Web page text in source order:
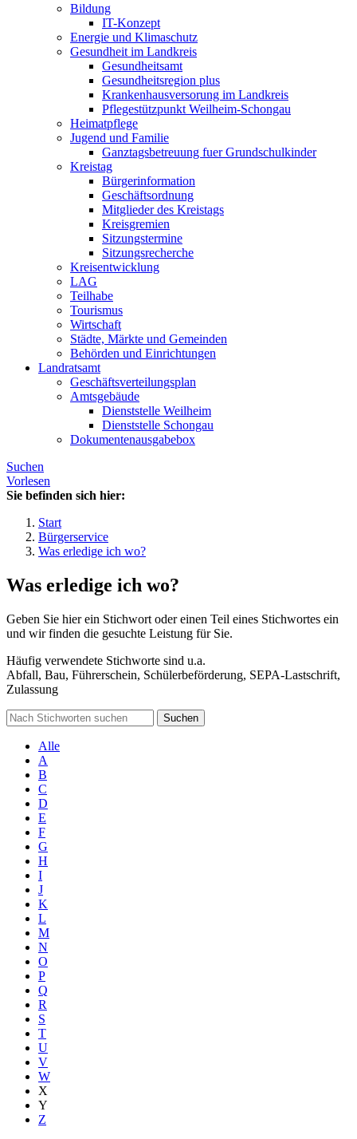
Bildung
IT-Konzept
Energie und Klimaschutz
Gesundheit im Landkreis
Gesundheitsamt
Gesundheitsregion plus
Krankenhausversorung im Landkreis
Pflegestützpunkt Weilheim-Schongau
Heimatpflege
Jugend und Familie
Ganztagsbetreuung fuer Grundschulkinder
Kreistag
Bürgerinformation
Geschäftsordnung
Mitglieder des Kreistags
Kreisgremien
Sitzungstermine
Sitzungsrecherche
Kreisentwicklung
LAG
Teilhabe
Tourismus
Wirtschaft
Städte, Märkte und Gemeinden
Behörden und Einrichtungen
Landratsamt
Geschäftsverteilungsplan
Amtsgebäude
Dienststelle Weilheim
Dienststelle Schongau
Dokumentenausgabebox
Suchen
Vorlesen
Sie befinden sich hier:
Start
Bürgerservice
Was erledige ich wo?
Was erledige ich wo?
Geben Sie hier ein Stichwort oder einen Teil eines Stichwortes ein
und wir finden die gesuchte Leistung für Sie.
Häufig verwendete Stichworte sind u.a.
Abfall, Bau, Führerschein, Schülerbeförderung, SEPA-Lastschrift,
Zulassung
Suchen
Alle
A
B
C
D
E
F
G
H
I
J
K
L
M
N
O
P
Q
R
S
T
U
V
W
X
Y
Z